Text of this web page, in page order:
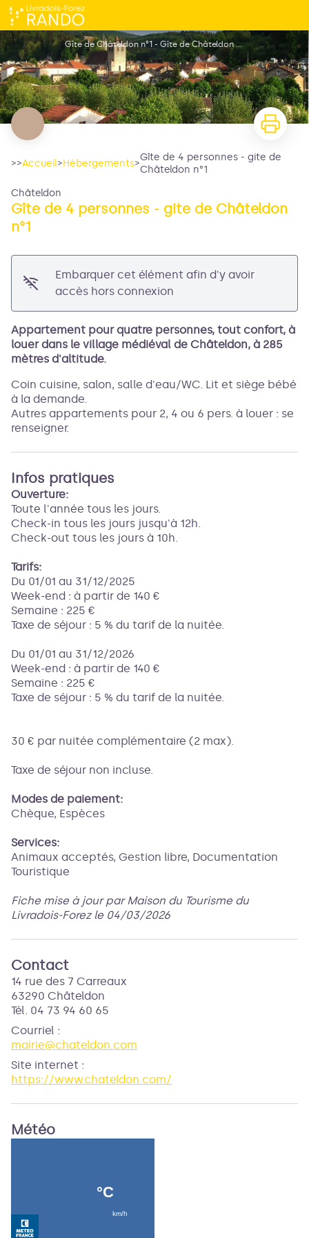
Gîte de 4 personnes - gite de Châteldon n°1
Gîte de Châteldon n°1 - Gîte de Châteldon n°1
Voir l'image en plein écran
>>Accueil>Hébergements>
Gîte de 4 personnes - gite de
Châteldon n°1
Châteldon
Gîte de 4 personnes - gite de Châteldon
n°1
Embarquer cet élément afin d'y avoir
accès hors connexion
Appartement pour quatre personnes, tout confort, à
louer dans le village médiéval de Châteldon, à 285
mètres d'altitude.
Coin cuisine, salon, salle d'eau/WC. Lit et siège bébé
à la demande.
Autres appartements pour 2, 4 ou 6 pers. à louer : se
renseigner.
Infos pratiques
Ouverture:
Toute l'année tous les jours.
Check-in tous les jours jusqu'à 12h.
Check-out tous les jours à 10h.
Tarifs:
Du 01/01 au 31/12/2025
Week-end : à partir de 140 €
Semaine : 225 €
Taxe de séjour : 5 % du tarif de la nuitée.
Du 01/01 au 31/12/2026
Week-end : à partir de 140 €
Semaine : 225 €
Taxe de séjour : 5 % du tarif de la nuitée.
30 € par nuitée complémentaire (2 max).
Taxe de séjour non incluse.
Modes de paiement:
Chèque, Espèces
Services:
Animaux acceptés, Gestion libre, Documentation
Touristique
Fiche mise à jour par Maison du Tourisme du
Livradois-Forez le 04/03/2026
Contact
14 rue des 7 Carreaux
63290 Châteldon
Tél. 04 73 94 60 65
Courriel :
mairie@chateldon.com
Site internet :
https://www.chateldon.com/
Météo